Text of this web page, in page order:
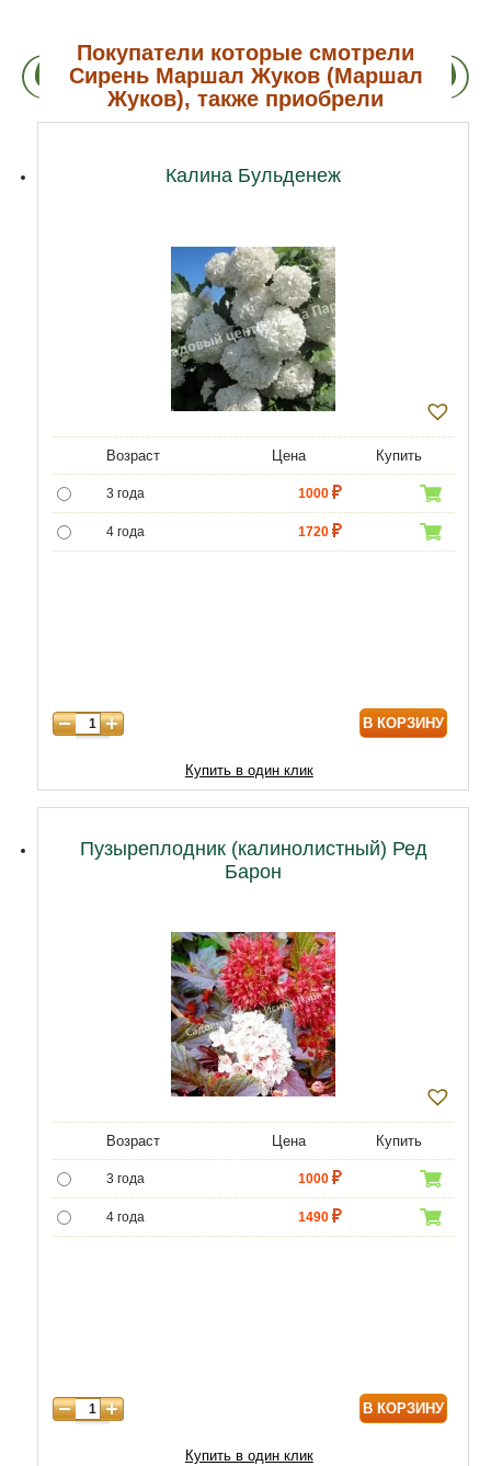
Покупатели которые смотрели
Сирень Маршал Жуков (Маршал
Жуков), также приобрели
Калина Бульденеж
Возраст Цена Купить
3 года 1000
4 года 1720
В КОРЗИНУ
Купить в один клик
Пузыреплодник (калинолистный) Ред
Барон
Возраст Цена Купить
3 года 1000
4 года 1490
В КОРЗИНУ
Купить в один клик